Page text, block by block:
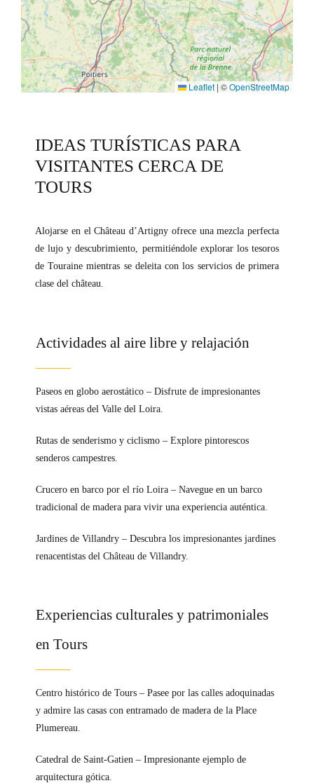
Leaflet | ©OpenStreetMap
IDEAS TURÍSTICAS PARA
VISITANTES CERCA DE
TOURS
Alojarse en el Château d’Artigny ofrece una mezcla perfecta
de lujo y descubrimiento, permitiéndole explorar los tesoros
de Touraine mientras se deleita con los servicios de primera
clase del château.
Actividades al aire libre y relajación
Paseos en globo aerostático – Disfrute de impresionantes
vistas aéreas del Valle del Loira.
Rutas de senderismo y ciclismo – Explore pintorescos
senderos campestres.
Crucero en barco por el río Loira – Navegue en un barco
tradicional de madera para vivir una experiencia auténtica.
Jardines de Villandry – Descubra los impresionantes jardines
renacentistas del Château de Villandry.
Experiencias culturales y patrimoniales
en Tours
Centro histórico de Tours – Pasee por las calles adoquinadas
y admire las casas con entramado de madera de la Place
Plumereau.
Catedral de Saint-Gatien – Impresionante ejemplo de
arquitectura gótica.